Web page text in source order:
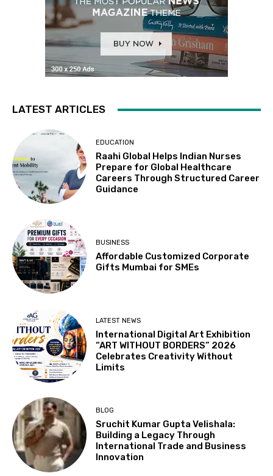
LATEST ARTICLES
EDUCATION
Raahi Global Helps Indian Nurses
Prepare for Global Healthcare
Careers Through Structured Career
Guidance
BUSINESS
Affordable Customized Corporate
Gifts Mumbai for SMEs
LATEST NEWS
International Digital Art Exhibition
“ART WITHOUT BORDERS” 2026
Celebrates Creativity Without
Limits
BLOG
Sruchit Kumar Gupta Velishala:
Building a Legacy Through
International Trade and Business
Innovation